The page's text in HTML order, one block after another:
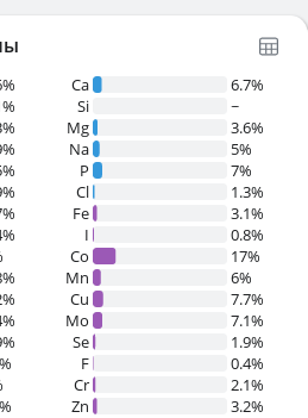
Ca
6.7%
Si
~
Mg
3.6%
Na
5%
P
7%
Cl
1.3%
Fe
3.1%
I
0.8%
Co
17%
Mn
6%
Cu
7.7%
Mo
7.1%
Se
1.9%
F
0.4%
Cr
2.1%
Zn
3.2%